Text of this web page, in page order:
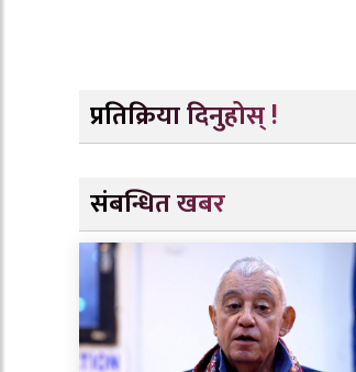
प्रतिक्रिया दिनुहोस् !
संबन्धित खबर